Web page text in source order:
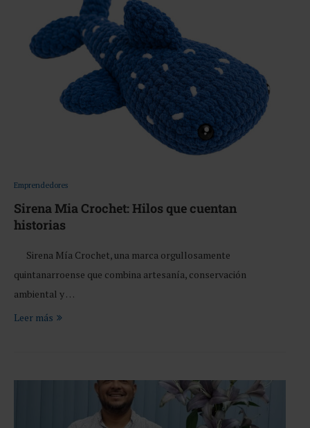
Emprendedores
Sirena Mia Crochet: Hilos que cuentan
historias
Sirena Mía Crochet, una marca orgullosamente
quintanarroense que combina artesanía, conservación
ambiental y …
Leer más